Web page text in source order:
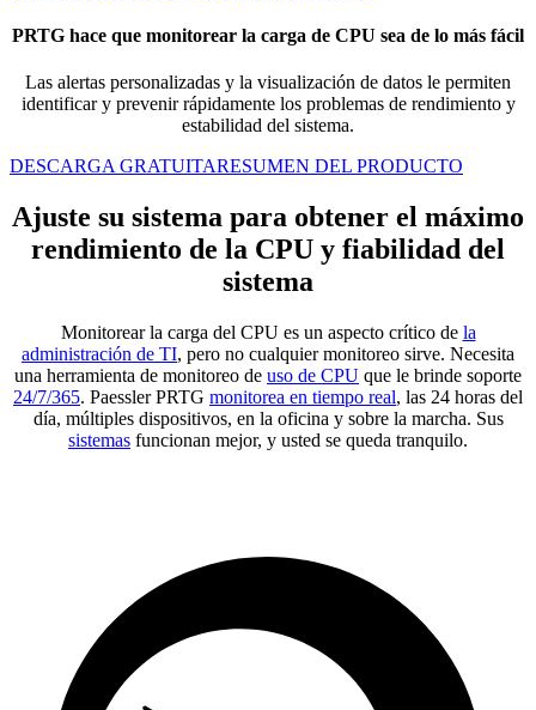
PRTG hace que monitorear la carga de CPU sea de lo más fácil
Las alertas personalizadas y la visualización de datos le permiten
identificar y prevenir rápidamente los problemas de rendimiento y
estabilidad del sistema.
DESCARGA GRATUITARESUMEN DEL PRODUCTO
Ajuste su sistema para obtener el máximo
rendimiento de la CPU y fiabilidad del
sistema
Monitorear la carga del CPU es un aspecto crítico de la
administración de TI, pero no cualquier monitoreo sirve. Necesita
una herramienta de monitoreo de uso de CPU que le brinde soporte
24/7/365. Paessler PRTG monitorea en tiempo real, las 24 horas del
día, múltiples dispositivos, en la oficina y sobre la marcha. Sus
sistemas funcionan mejor, y usted se queda tranquilo.